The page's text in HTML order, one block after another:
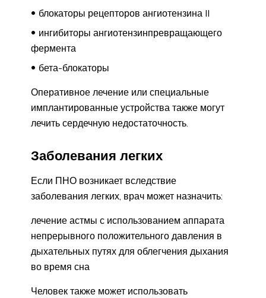
блокаторы рецепторов ангиотензина II
ингибиторы ангиотензинпревращающего
фермента
бета-блокаторы
Оперативное лечение или специальные
имплантированные устройства также могут
лечить сердечную недостаточность.
Заболевания легких
Если ПНО возникает вследствие
заболевания легких, врач может назначить:
лечение астмы с использованием аппарата
непрерывного положительного давления в
дыхательных путях для облегчения дыхания
во время сна
Человек также может использовать